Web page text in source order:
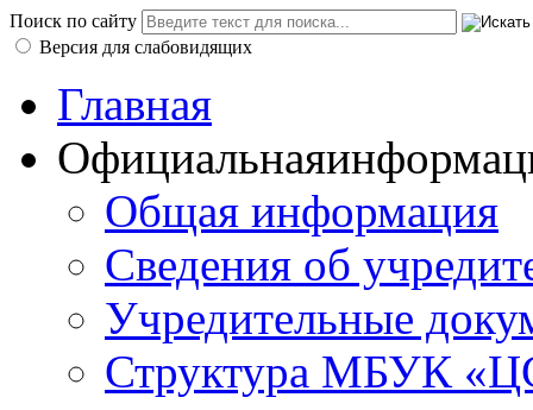
Поиск по сайту
Версия для слабовидящих
Главная
Официальная
Общая информация
Сведения об
Учредительные
Структура МБУК